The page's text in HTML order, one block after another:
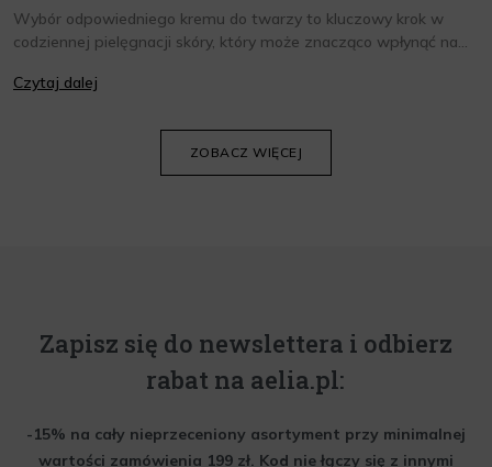
Wybór odpowiedniego kremu do twarzy to kluczowy krok w
codziennej pielęgnacji skóry, który może znacząco wpłynąć na
oraz wiedzieć, jak dopasować je do potrzeb własnej skóry.
Czytaj dalej
ZOBACZ WIĘCEJ
Zapisz się do newslettera i odbierz
rabat na aelia.pl:
-15% na cały nieprzeceniony asortyment przy minimalnej
wartości zamówienia 199 zł. Kod nie łączy się z innymi